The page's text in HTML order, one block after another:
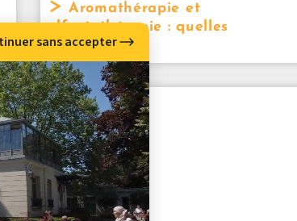
Aromathérapie et
olfactothérapie : quelles
différences ?